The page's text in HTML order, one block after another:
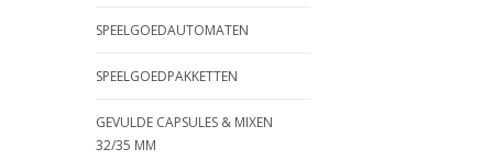
SPEELGOEDAUTOMATEN
SPEELGOEDPAKKETTEN
GEVULDE CAPSULES & MIXEN
32/35 MM